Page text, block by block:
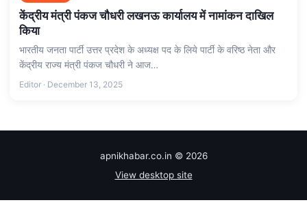
केंद्रीय मंत्री पंकज चौधरी लखनऊ कार्यालय में नामांकन दाखिल
किया
भारतीय जनता पार्टी उत्तर प्रदेश के अध्यक्ष पद के लिये पार्टी के वरिष्ठ नेता और
केंद्रीय राज्य मंत्री पंकज चौधरी ने आज…
Editor · December 13, 2025
apnikhabar.co.in © 2026
View desktop site